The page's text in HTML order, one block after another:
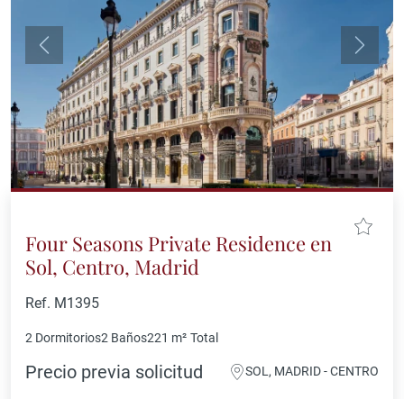
Anterior
Four Seasons Private Residence en
Sol, Centro, Madrid
Ref. M1395
2 Dormitorios2 Baños221 m² Total
Precio previa solicitud SOL, MADRID - CENTRO